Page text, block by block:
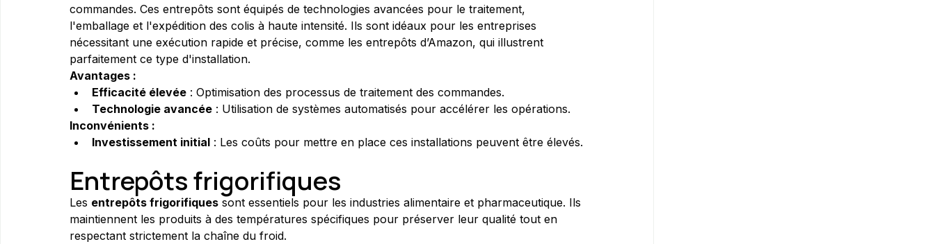
commandes. Ces entrepôts sont équipés de technologies avancées pour le traitement,
l'emballage et l'expédition des colis à haute intensité. Ils sont idéaux pour les entreprises
nécessitant une exécution rapide et précise, comme les entrepôts d’Amazon, qui illustrent
parfaitement ce type d'installation.
Avantages :
Efficacité élevée : Optimisation des processus de traitement des commandes.
Technologie avancée : Utilisation de systèmes automatisés pour accélérer les opérations.
Inconvénients :
Investissement initial : Les coûts pour mettre en place ces installations peuvent être élevés.
Entrepôts frigorifiques
Les entrepôts frigorifiques sont essentiels pour les industries alimentaire et pharmaceutique. Ils
maintiennent les produits à des températures spécifiques pour préserver leur qualité tout en
respectant strictement la chaîne du froid.